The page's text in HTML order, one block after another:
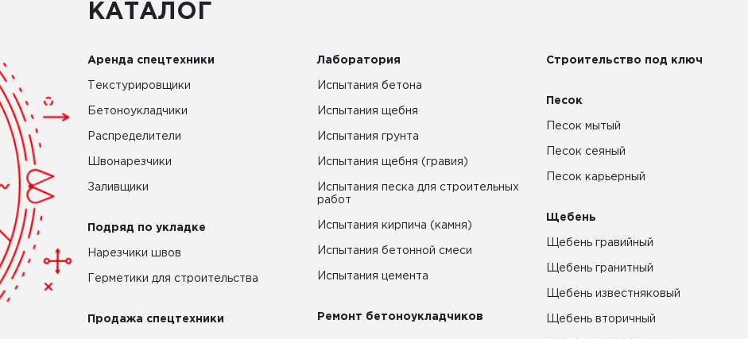
КАТАЛОГ
Аренда спецтехники
Текстурировщики
Бетоноукладчики
Распределители
Швонарезчики
Заливщики
Подряд по укладке
Нарезчики швов
Герметики для строительства
Продажа спецтехники
Лаборатория
Испытания бетона
Испытания щебня
Испытания грунта
Испытания щебня (гравия)
Испытания песка для строительных
работ
Испытания кирпича (камня)
Испытания бетонной смеси
Испытания цемента
Ремонт бетоноукладчиков
Строительство под ключ
Песок
Песок мытый
Песок сеяный
Песок карьерный
Щебень
Щебень гравийный
Щебень гранитный
Щебень известняковый
Щебень вторичный